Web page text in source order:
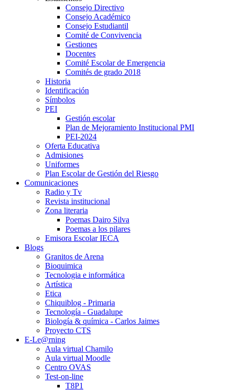
Consejo Directivo
Consejo Académico
Consejo Estudiantil
Comité de Convivencia
Gestiones
Docentes
Comité Escolar de Emergencia
Comités de grado 2018
Historia
Identificación
Símbolos
PEI
Gestión escolar
Plan de Mejoramiento Institucional PMI
PEI-2024
Oferta Educativa
Admisiones
Uniformes
Plan Escolar de Gestión del Riesgo
Comunicaciones
Radio y Tv
Revista institucional
Zona literaria
Poemas Dairo Silva
Poemas a los pilares
Emisora Escolar IECA
Blogs
Granitos de Arena
Bioquimica
Tecnologia e informática
Artística
Etica
Chiquiblog - Primaria
Tecnología - Guadalupe
Biología & química - Carlos Jaimes
Proyecto CTS
E-Le@rning
Aula virtual Chamilo
Aula virtual Moodle
Centro OVAS
Test-on-line
T8P1